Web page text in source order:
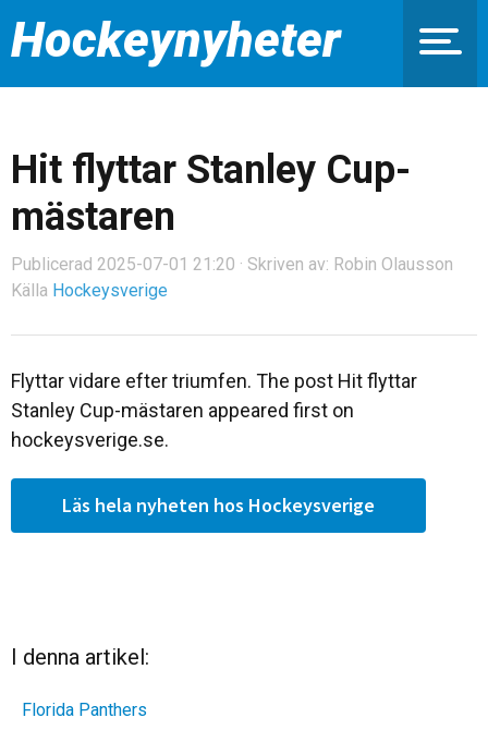
Hockeynyheter
Hit flyttar Stanley Cup-
mästaren
Publicerad 2025-07-01 21:20 · Skriven av: Robin Olausson
Källa Hockeysverige
Flyttar vidare efter triumfen. The post Hit flyttar
Stanley Cup-mästaren appeared first on
hockeysverige.se.
Läs hela nyheten hos Hockeysverige
I denna artikel:
Florida Panthers